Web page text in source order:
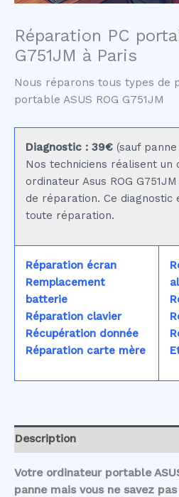
Réparation PC
G751JM à Paris
Nous réparons tous types de
portable ASUS ROG G751JM
Diagnostic : 39€ (sauf
Nos techniciens réalisent un
ordinateur Asus ROG
de réparation. Ce
toute réparation.
Réparation écran
Remplacement
batterie
Réparation clavier
Récupération donnée
Réparation carte mère
Description
Votre ordinateur portable
panne mais vous ne savez